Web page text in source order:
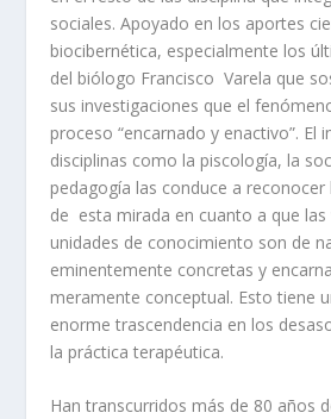
sociales. Apoyado en los aportes
biocibernética, especialmente los
del biólogo Francisco Varela que
sus investigaciones que el
proceso “encarnado y enactivo”. El
disciplinas como la piscología, la
pedagogía las conduce a
de esta mirada en cuanto a que las
unidades de conocimiento son de
eminentemente concretas y
meramente conceptual. Esto tiene
enorme trascendencia en los
la práctica terapéutica.
Han transcurridos más de 80 años